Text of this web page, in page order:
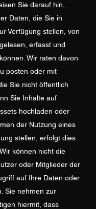
Sie darauf hin,
Daten, die Sie in
Verfügung stellen, von
erfasst und
Wir raten davon
posten oder mit
Sie nicht öffentlich
Sie Inhalte auf
hochladen oder
der Nutzung eines
stellen, erfolgt dies
können nicht die
oder Mitglieder der
auf Ihre Daten oder
Sie nehmen zur
hiermit, dass